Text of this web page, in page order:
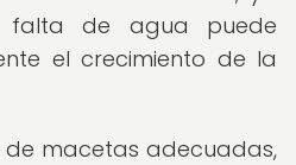
falta de agua puede
el crecimiento de la
de macetas adecuadas,